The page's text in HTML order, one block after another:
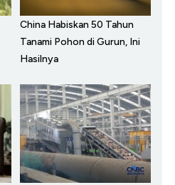
China Habiskan 50 Tahun
Tanami Pohon di Gurun, Ini
Hasilnya